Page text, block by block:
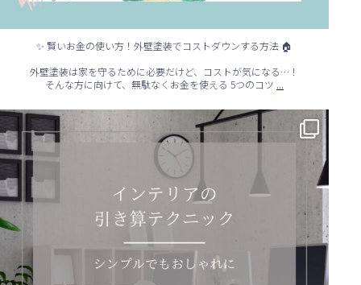
✨ 賢いお金の使い方！外壁塗装でコストダウンする方法 🏠
外壁塗装は家を守るために必要だけど、コストが気になる…！
そんな方に向けて、無駄なくお金を使える 5つのコツ ...
✨ シンプルでもおしゃれ！インテリアの引き算テクニック ✨
...